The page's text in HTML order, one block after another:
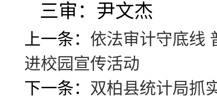
三审：尹文杰
上一条： 依法审计守底线
进校园宣传活动
下一条： 双柏县统计局抓